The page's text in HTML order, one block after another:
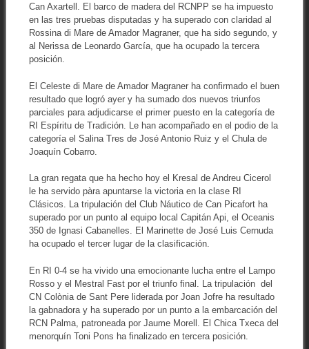
Can Axartell. El barco de madera del RCNPP se ha impuesto
en las tres pruebas disputadas y ha superado con claridad al
Rossina di Mare de Amador Magraner, que ha sido segundo, y
al Nerissa de Leonardo García, que ha ocupado la tercera
posición.
El Celeste di Mare de Amador Magraner ha confirmado el buen
resultado que logró ayer y ha sumado dos nuevos triunfos
parciales para adjudicarse el primer puesto en la categoría de
RI Espíritu de Tradición. Le han acompañado en el podio de la
categoría el Salina Tres de José Antonio Ruiz y el Chula de
Joaquín Cobarro.
La gran regata que ha hecho hoy el Kresal de Andreu Cicerol
le ha servido pàra apuntarse la victoria en la clase RI
Clásicos. La tripulación del Club Náutico de Can Picafort ha
superado por un punto al equipo local Capitán Api, el Oceanis
350 de Ignasi Cabanelles. El Marinette de José Luis Cernuda
ha ocupado el tercer lugar de la clasificación.
En RI 0-4 se ha vivido una emocionante lucha entre el Lampo
Rosso y el Mestral Fast por el triunfo final. La tripulación del
CN Colònia de Sant Pere liderada por Joan Jofre ha resultado
la gabnadora y ha superado por un punto a la embarcación del
RCN Palma, patroneada por Jaume Morell. El Chica Txeca del
menorquín Toni Pons ha finalizado en tercera posición.